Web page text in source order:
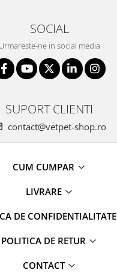
SOCIAL
Urmareste-ne in social media
SUPORT CLIENTI
contact@vetpet-shop.ro
CUM CUMPAR
LIVRARE
DE CONFIDENTIALITATE
POLITICA DE RETUR
CONTACT